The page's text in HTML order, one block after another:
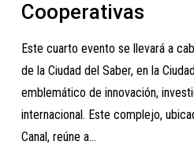
sobre
Cooperativas
Este cuarto evento se llevará a
de la Ciudad del Saber, en la
emblemático de innovación,
internacional. Este complejo,
Canal, reúne a…